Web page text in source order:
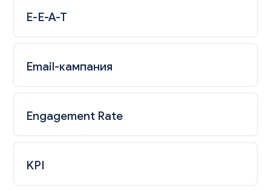
E-E-A-T
Email-кампания
Engagement Rate
KPI